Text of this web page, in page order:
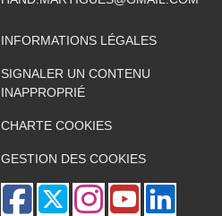
INFORMATIONS LÉGALES
SIGNALER UN CONTENU
INAPPROPRIÉ
CHARTE COOKIES
GESTION DES COOKIES